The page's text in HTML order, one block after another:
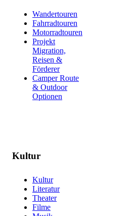
Wandertouren
Fahrradtouren
Motorradtouren
Projekt
Migration,
Reisen &
Förderer
Camper Route
& Outdoor
Optionen
Kultur
Kultur
Literatur
Theater
Filme